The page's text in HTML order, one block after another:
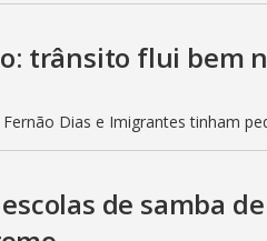
trânsito flui bem
Dias e Imigrantes tinham
de samba